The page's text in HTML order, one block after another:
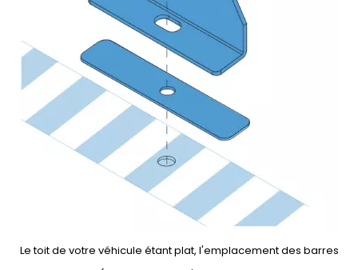
Le toit de votre véhicule étant plat, l'emplacement des barres